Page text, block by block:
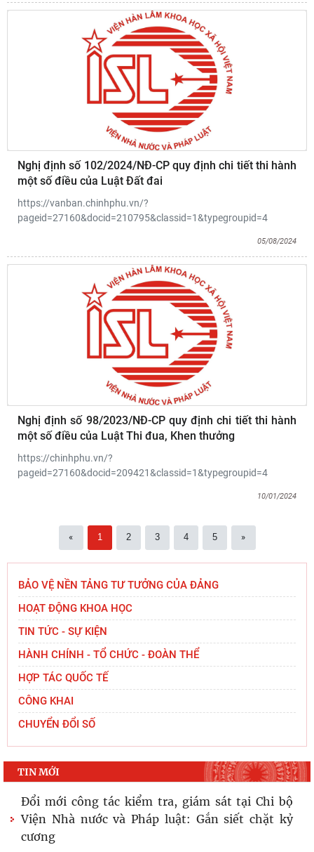
Nghị định số 102/2024/NĐ-CP quy định chi tiết thi hành
một số điều của Luật Đất đai
https://vanban.chinhphu.vn/?
pageid=27160&docid=210795&classid=1&typegroupid=4
05/08/2024
Nghị định số 98/2023/NĐ-CP quy định chi tiết thi hành
một số điều của Luật Thi đua, Khen thưởng
https://chinhphu.vn/?
pageid=27160&docid=209421&classid=1&typegroupid=4
10/01/2024
« 1 2 3 4 5 »
BẢO VỆ NỀN TẢNG TƯ TƯỞNG CỦA ĐẢNG
HOẠT ĐỘNG KHOA HỌC
TIN TỨC - SỰ KIỆN
HÀNH CHÍNH - TỔ CHỨC - ĐOÀN THỂ
HỢP TÁC QUỐC TẾ
CÔNG KHAI
CHUYỂN ĐỔI SỐ
TIN MỚI
Viện Hàn lâm Khoa học xã hội Việt Nam mở
Công nghiệp và
Đoàn công tác Học viện Chính trị quốc gia Hồ Chí
Minh và Viện Hàn lâm Khoa học xã hội Việt Nam
chào
Thường trực Hội đồng Lý luận Trung ương làm
việc với Tiểu ban Văn hóa - Xã hội - Văn học,
nghệ
Viện Hàn lâm Khoa học xã hội Việt Nam và Học
viện Chính trị và Hành chính quốc gia Lào ký
Thỏa
tự chủ: Sáng kiến của Cộng hòa Dân chủ Nhân
dân
Đổi mới công tác kiểm tra, giám sát tại Chi bộ
Viện Nhà nước và Pháp luật: Gắn siết chặt kỷ
cương